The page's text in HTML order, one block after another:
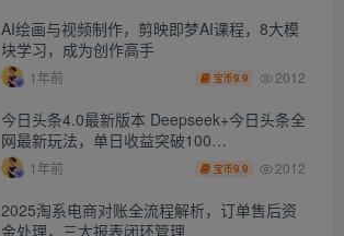
AI绘画与视频制作，剪映即梦AI课程，8大模
块学习，成为创作高手
1年前 宝币9.9 2012
今日头条4.0最新版本 Deepseek+今日头条全
网最新玩法，单日收益突破100…
1年前 宝币9.9 2012
2025淘系电商对账全流程解析，订单售后资
金处理，三大报表闭环管理